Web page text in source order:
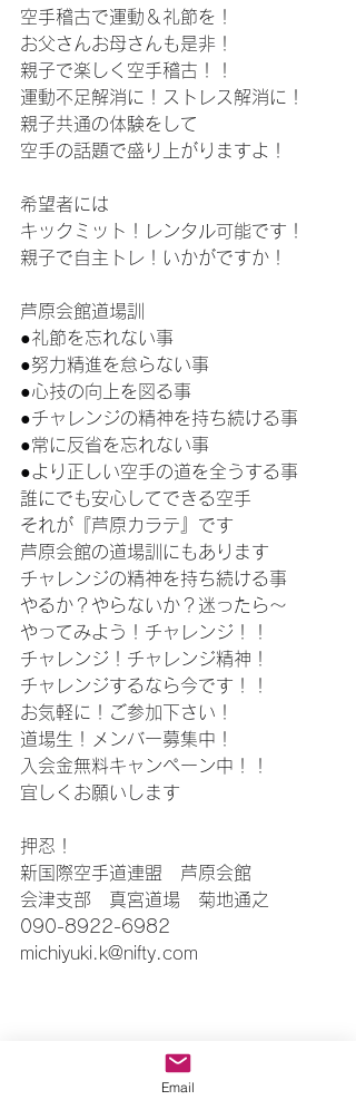
空手稽古で運動＆礼節を！
お父さんお母さんも是非！
親子で楽しく空手稽古！！
運動不足解消に！ストレス解消に！
親子共通の体験をして
空手の話題で盛り上がりますよ！
希望者には
キックミット！レンタル可能です！
親子で自主トレ！いかがですか！
芦原会館道場訓
●礼節を忘れない事
●努力精進を怠らない事
●心技の向上を図る事
●チャレンジの精神を持ち続ける事
●常に反省を忘れない事
●より正しい空手の道を全うする事
誰にでも安心してできる空手
それが『芦原カラテ』です
芦原会館の道場訓にもあります
チャレンジの精神を持ち続ける事
やるか？やらないか？迷ったら～
やってみよう！チャレンジ！！
チャレンジ！チャレンジ精神！
チャレンジするなら今です！！
お気軽に！ご参加下さい！
道場生！メンバー募集中！
入会金無料キャンペーン中！！
宜しくお願いします
押忍！
新国際空手道連盟　芦原会館
会津支部　真宮道場　菊地通之
090-8922-6982
michiyuki.k@nifty.com
Email